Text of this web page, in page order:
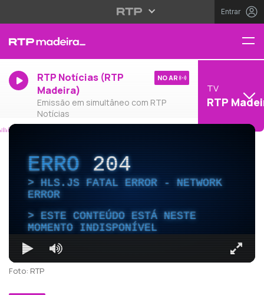
Entrar
RTP Notícias (RTP
Madeira)
Emissão em simultâneo com RTP
Notícias
NO AR
TV
RTP
ERRO204
HLS.JS FATAL ERROR - NETWORK
ERROR
ESTE CONTEÚDO ESTÁ NESTE
MOMENTO INDISPONÍVEL
Foto: RTP